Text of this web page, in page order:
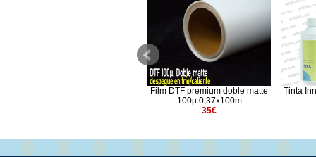
Polvo Adhesivo Nano Micra
Film DTF premium doble matte
100µ 0,37x100m
35€
Tinta